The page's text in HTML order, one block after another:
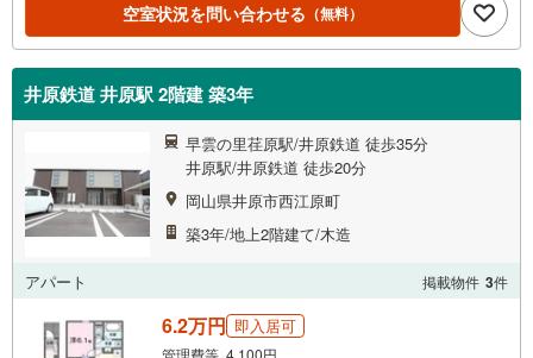
空室状況を問い合わせる （無料）
井原鉄道 井原駅 2階建 築3年
早雲の里荏原駅/井原鉄道 徒歩35分
井原駅/井原鉄道 徒歩20分
岡山県井原市西江原町
築3年/地上2階建て/木造
アパート 掲載物件 3件
6.2万円 即入居可
管理費等 4,100円